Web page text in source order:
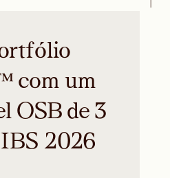
com um
OSB de 3
2026